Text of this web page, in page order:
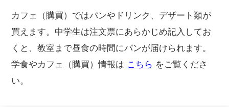
カフェ（購買）ではパンやドリンク、デザート類が
買えます。中学生は注文票にあらかじめ記入してお
くと、教室まで昼食の時間にパンが届けられます。
学食やカフェ（購買）情報は こちら をご覧くださ
い。